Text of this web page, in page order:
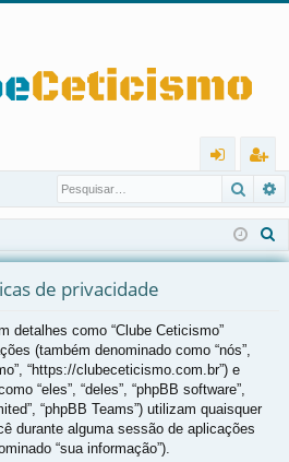
ra
r
eg
ist
ra
e
de privacidade
detalhes como “Clube Ceticismo”
(também denominado como “nós”,
“https://clubeceticismo.com.br”) e
“eles”, “deles”, “phpBB software”,
“phpBB Teams”) utilizam quaisquer
durante alguma sessão de aplicações
“sua informação”).